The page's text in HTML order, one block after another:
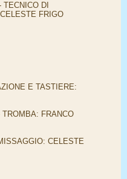
DI
FRIGO
E TASTIERE:
FRANCO
CELESTE